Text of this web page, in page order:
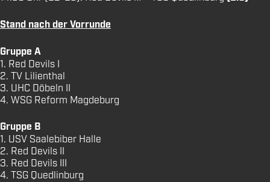
Stand nach der Vorrunde
Gruppe A
1. Red Devils I
2. TV Lilienthal
3. UHC Döbeln II
4. WSG Reform Magdeburg
Gruppe B
1. USV Saalebiber Halle
2. Red Devils II
3. Red Devils III
4. TSG Quedlinburg